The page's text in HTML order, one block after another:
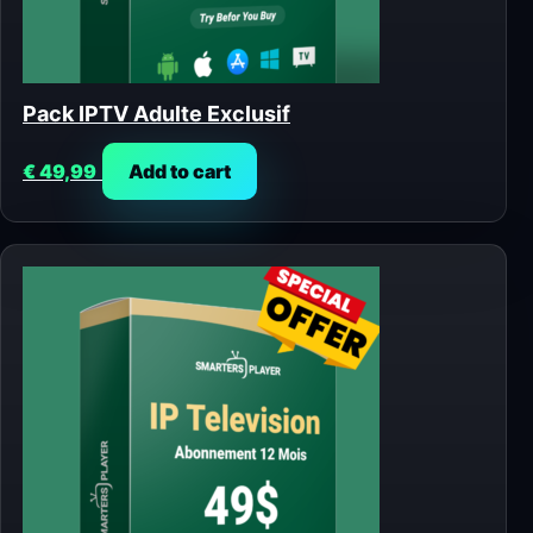
Pack IPTV Adulte Exclusif
€49,99 Add to cart